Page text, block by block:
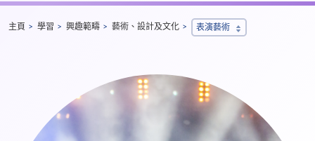
主頁 學習 興趣範疇 藝術、設計及文化 表演藝術